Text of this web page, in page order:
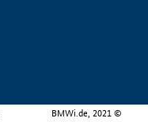
BMWi.de, 2021 ©